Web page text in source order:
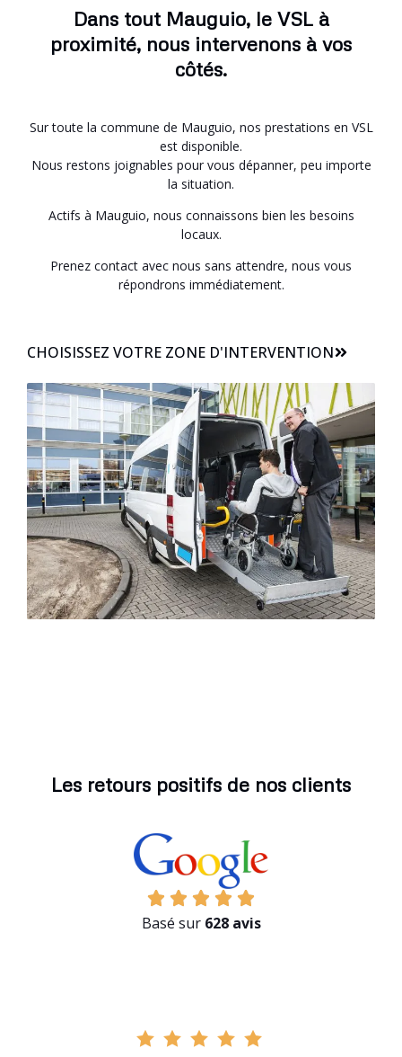
Dans tout Mauguio, le VSL à
proximité, nous intervenons à vos
côtés.
Sur toute la commune de Mauguio, nos prestations en VSL
est disponible.
Nous restons joignables pour vous dépanner, peu importe
la situation.
Actifs à Mauguio, nous connaissons bien les besoins
locaux.
Prenez contact avec nous sans attendre, nous vous
répondrons immédiatement.
CHOISISSEZ VOTRE ZONE D'INTERVENTION
Les retours positifs de nos clients
Basé sur 628 avis